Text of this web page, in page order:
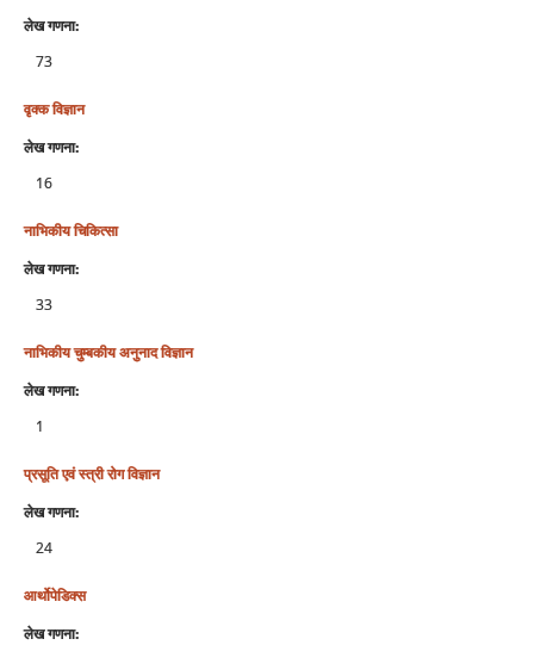
लेख गणना:
73
वृक्‍क विज्ञान
लेख गणना:
16
नाभिकीय चिकित्‍सा
लेख गणना:
33
नाभिकीय चुम्‍बकीय अनुनाद विज्ञान
लेख गणना:
1
प्रसूति एवं स्‍त्री रोग विज्ञान
लेख गणना:
24
आर्थोपेडिक्स
लेख गणना: